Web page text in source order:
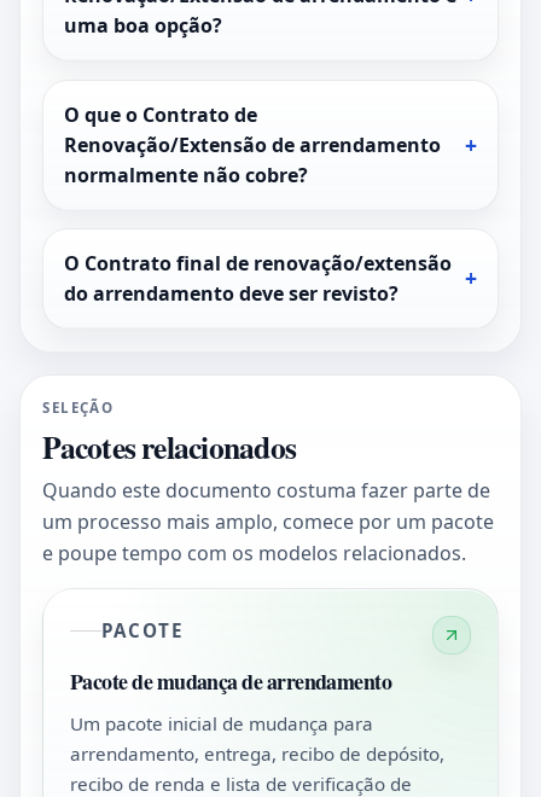
uma boa opção?
O que o Contrato de
Renovação/Extensão de arrendamento
normalmente não cobre?
O Contrato final de renovação/extensão
do arrendamento deve ser revisto?
SELEÇÃO
Pacotes relacionados
Quando este documento costuma fazer parte de
um processo mais amplo, comece por um pacote
e poupe tempo com os modelos relacionados.
PACOTE
Pacote de mudança de arrendamento
Um pacote inicial de mudança para
arrendamento, entrega, recibo de depósito,
recibo de renda e lista de verificação de